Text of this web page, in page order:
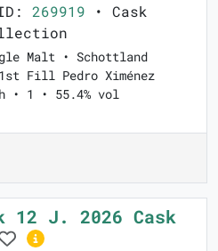
269919 • Cask
Malt • Schottland
Fill Pedro Ximénez
• 1 • 55.4% vol
12 J. 2026 Cask